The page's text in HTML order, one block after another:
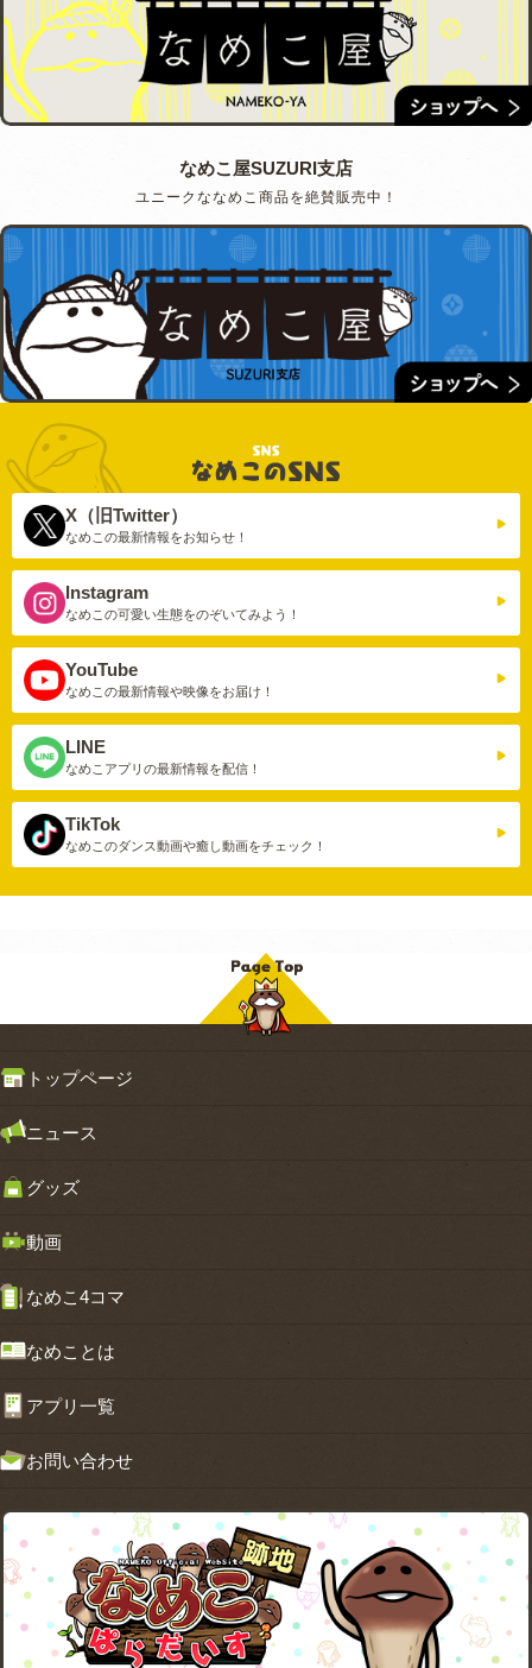
なめこ屋SUZURI支店
ユニークななめこ商品を絶賛販売中！
X（旧Twitter）
なめこの最新情報をお知らせ！
Instagram
なめこの可愛い生態をのぞいてみよう！
YouTube
なめこの最新情報や映像をお届け！
LINE
なめこアプリの最新情報を配信！
TikTok
なめこのダンス動画や癒し動画をチェック！
トップページ
ニュース
グッズ
動画
なめこ4コマ
なめことは
アプリ一覧
お問い合わせ